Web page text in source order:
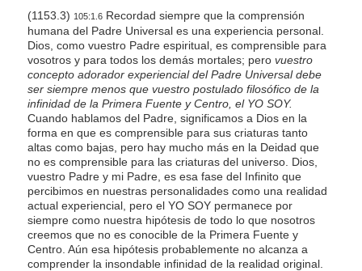
(1153.3) 105:1.6Recordad siempre que la comprensión
humana del Padre Universal es una experiencia personal.
Dios, como vuestro Padre espiritual, es comprensible para
vosotros y para todos los demás mortales; pero vuestro
concepto adorador experiencial del Padre Universal debe
ser siempre menos que vuestro postulado filosófico de la
infinidad de la Primera Fuente y Centro, el YO SOY.
Cuando hablamos del Padre, significamos a Dios en la
forma en que es comprensible para sus criaturas tanto
altas como bajas, pero hay mucho más en la Deidad que
no es comprensible para las criaturas del universo. Dios,
vuestro Padre y mi Padre, es esa fase del Infinito que
percibimos en nuestras personalidades como una realidad
actual experiencial, pero el YO SOY permanece por
siempre como nuestra hipótesis de todo lo que nosotros
creemos que no es conocible de la Primera Fuente y
Centro. Aún esa hipótesis probablemente no alcanza a
comprender la insondable infinidad de la realidad original.